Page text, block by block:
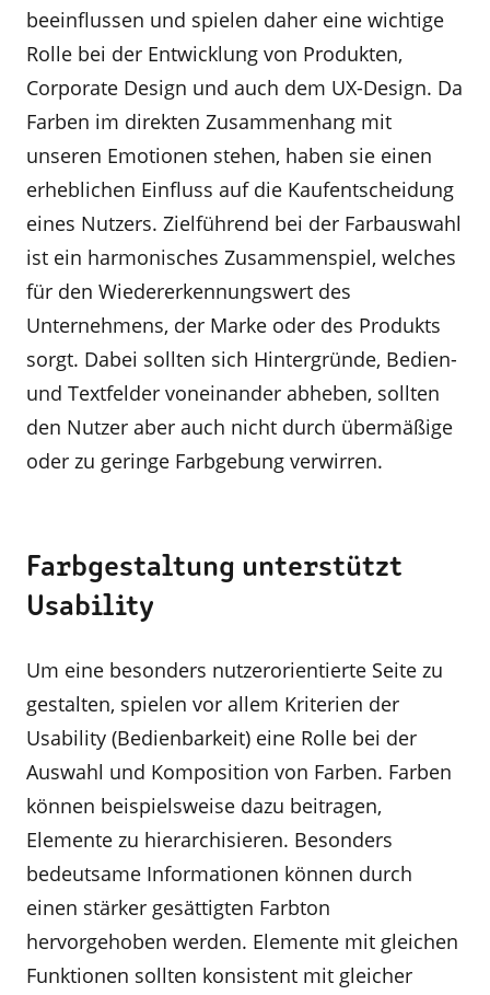
beeinflussen und spielen daher eine wichtige
Rolle bei der Entwicklung von Produkten,
Corporate Design und auch dem UX-Design. Da
Farben im direkten Zusammenhang mit
unseren Emotionen stehen, haben sie einen
erheblichen Einfluss auf die Kaufentscheidung
eines Nutzers. Zielführend bei der Farbauswahl
ist ein harmonisches Zusammenspiel, welches
für den Wiedererkennungswert des
Unternehmens, der Marke oder des Produkts
sorgt. Dabei sollten sich Hintergründe, Bedien-
und Textfelder voneinander abheben, sollten
den Nutzer aber auch nicht durch übermäßige
oder zu geringe Farbgebung verwirren.
Farbgestaltung unterstützt
Usability
Um eine besonders nutzerorientierte Seite zu
gestalten, spielen vor allem Kriterien der
Usability (Bedienbarkeit) eine Rolle bei der
Auswahl und Komposition von Farben. Farben
können beispielsweise dazu beitragen,
Elemente zu hierarchisieren. Besonders
bedeutsame Informationen können durch
einen stärker gesättigten Farbton
hervorgehoben werden. Elemente mit gleichen
Funktionen sollten konsistent mit gleicher